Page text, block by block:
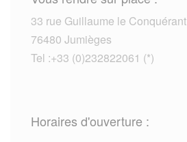
33 rue Guillaume le Conquérant
76480 Jumièges
Tel :+33 (0)232822061 (*)
Horaires d'ouverture :